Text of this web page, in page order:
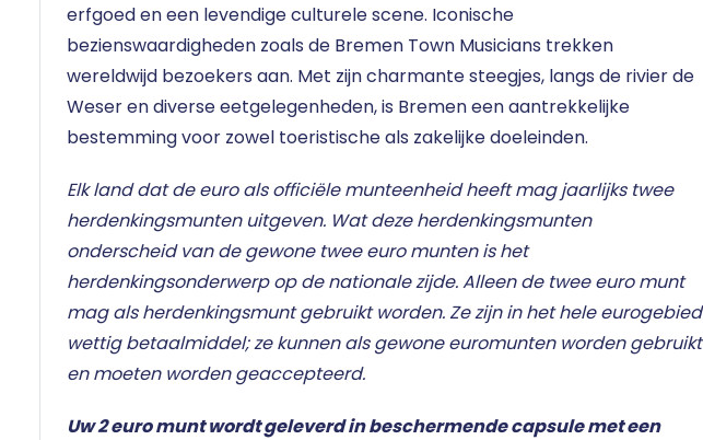
erfgoed en een levendige culturele scene. Iconische
bezienswaardigheden zoals de Bremen Town Musicians trekken
wereldwijd bezoekers aan. Met zijn charmante steegjes, langs de rivier de
Weser en diverse eetgelegenheden, is Bremen een aantrekkelijke
bestemming voor zowel toeristische als zakelijke doeleinden.
Elk land dat de euro als officiële munteenheid heeft mag jaarlijks twee
herdenkingsmunten uitgeven. Wat deze herdenkingsmunten
onderscheid van de gewone twee euro munten is het
herdenkingsonderwerp op de nationale zijde. Alleen de twee euro munt
mag als herdenkingsmunt gebruikt worden. Ze zijn in het hele eurogebied
wettig betaalmiddel; ze kunnen als gewone euromunten worden gebruikt
en moeten worden geaccepteerd.
Uw 2 euro munt wordt geleverd in beschermende capsule met een